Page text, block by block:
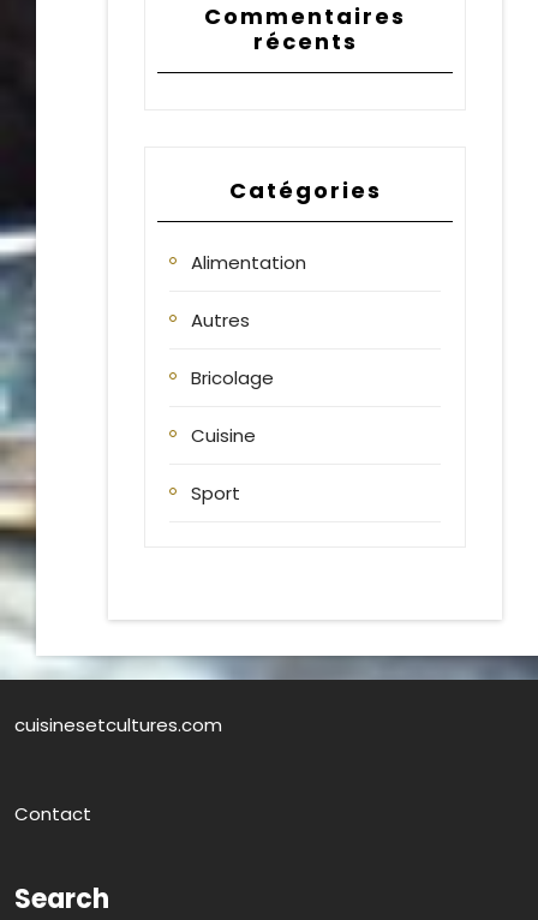
Commentaires
récents
Catégories
Alimentation
Autres
Bricolage
Cuisine
Sport
cuisinesetcultures.com
Contact
Search